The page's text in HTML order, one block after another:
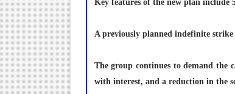
Key features of the new plan include
A previously planned indefinite
The group continues to demand the
with interest, and a reduction in the